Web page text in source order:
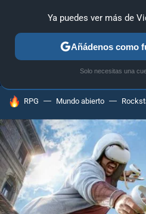
MENÚ
GUÍAS Y TRUCOS
HOY SE HABLA DE
RPG Mundo abierto
Ya puedes ver más de
Añádenos como
Solo necesitas una